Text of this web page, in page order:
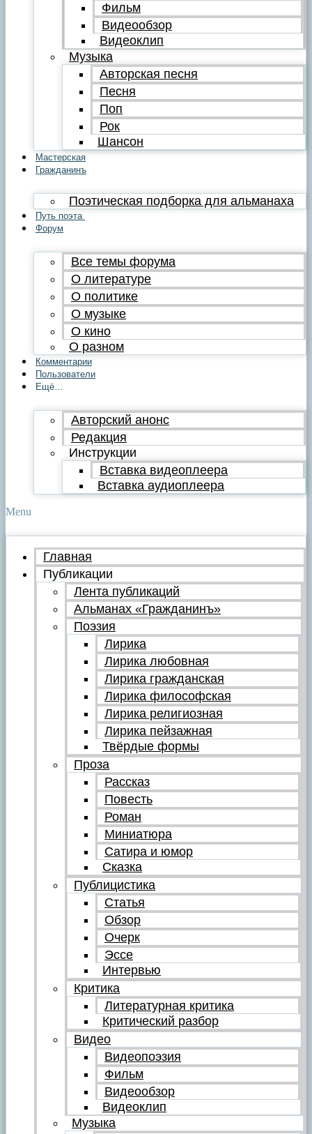
Фильм
Видеообзор
Видеоклип
Музыка
Авторская песня
Песня
Поп
Рок
Шансон
Мастерская
Гражданинъ
Поэтическая подборка для альманаха
Путь поэта
Форум
Все темы форума
О литературе
О политике
О музыке
О кино
О разном
Комментарии
Пользователи
Ещё…
Авторский анонс
Редакция
Инструкции
Вставка видеоплеера
Вставка аудиоплеера
Menu
Главная
Публикации
Лента публикаций
Альманах «Гражданинъ»
Поэзия
Лирика
Лирика любовная
Лирика гражданская
Лирика философская
Лирика религиозная
Лирика пейзажная
Твёрдые формы
Проза
Рассказ
Повесть
Роман
Миниатюра
Сатира и юмор
Сказка
Публицистика
Статья
Обзор
Очерк
Эссе
Интервью
Критика
Литературная критика
Критический разбор
Видео
Видеопоэзия
Фильм
Видеообзор
Видеоклип
Музыка